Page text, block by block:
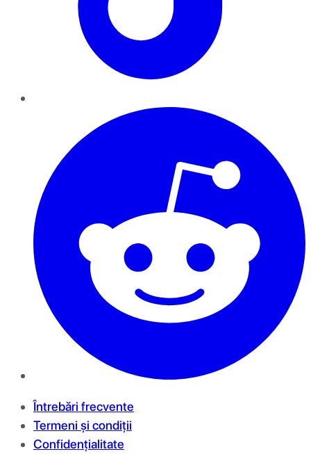
Întrebări frecvente
Termeni și condiții
Confidențialitate